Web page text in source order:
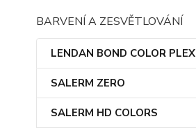
BARVENÍ A ZESVĚTLOVÁNÍ
LENDAN BOND COLOR PLEX
SALERM ZERO
SALERM HD COLORS